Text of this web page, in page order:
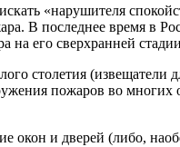
«нарушителя
В последнее время в
его сверхранней
столетия
пожаров во
окон и дверей (либо,